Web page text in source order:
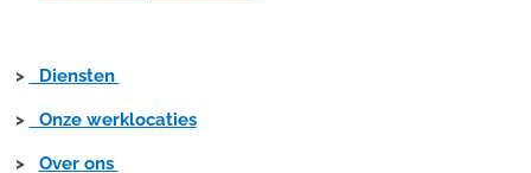
> Diensten
> Onze werklocaties
> Over ons